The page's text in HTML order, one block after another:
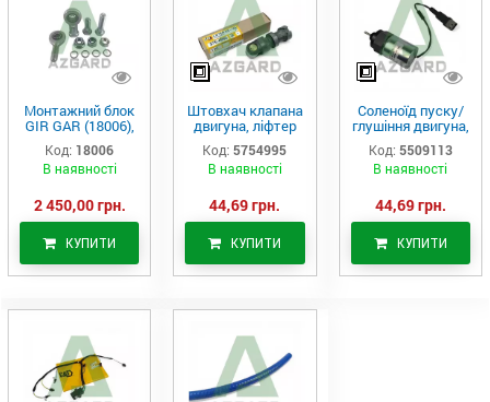
Монтажний блок
GIR GAR (18006),
Аналог
Код: 18006
В наявності
2 450,00 грн.
КУПИТИ
Штовхач клапана
двигуна, ліфтер
(575-4995)
Код: 5754995
В наявності
44,69 грн.
КУПИТИ
Соленоїд пуску/
глушіння двигуна,
актуатор (550-
9113)
Код: 5509113
В наявності
44,69 грн.
КУПИТИ